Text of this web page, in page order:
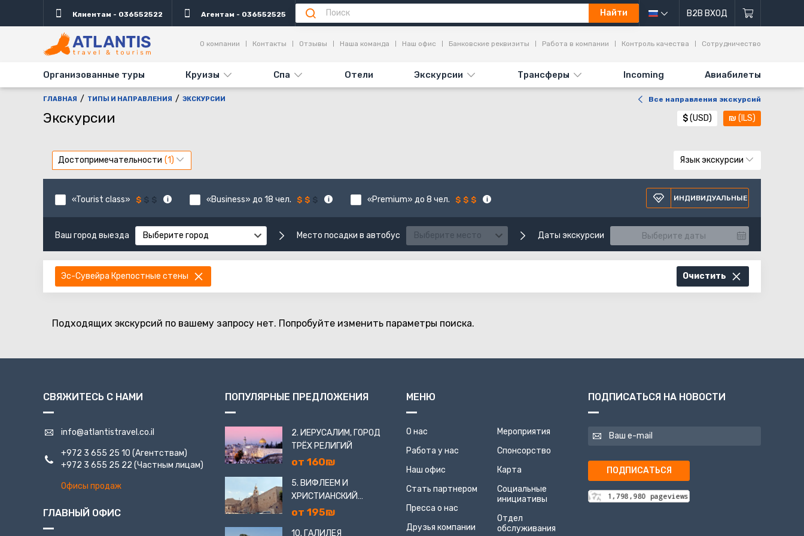
Клиентам - 036552522 Агентам - 036552525 Найти B2B ВХОД
Организованные туры Круизы Спа Отели Экскурсии Трансферы Incoming Авиабилеты
О компании Контакты Отзывы Наша команда Наш офис Банковские реквизиты Работа в компании Контроль качества Сотрудничество
ГЛАВНАЯ ТИПЫ И НАПРАВЛЕНИЯ ЭКСКУРСИИ Все направления экскурсий
Экскурсии $(USD) ₪ (ILS)
Достопримечательности Язык экскурсии
ИНДИВИДУАЛЬНЫЕ
«Tourist class» «Business» до 18 чел. «Premium» до 8 чел.
Ваш город выезда Выберите город Место посадки в автобус Выберите место Даты экскурсии
Эс-Сувейра Крепостные стены Очистить
Подходящих экскурсий по вашему запросу нет. Попробуйте изменить параметры поиска.
СВЯЖИТЕСЬ С НАМИ
info@atlantistravel.co.il
+972 3 655 25 10 (Агентствам)
+972 3 655 25 22 (Частным лицам)
Офисы продаж
ГЛАВНЫЙ ОФИС
ПОПУЛЯРНЫЕ ПРЕДЛОЖЕНИЯ
2. ИЕРУСАЛИМ, ГОРОД
ТРЁХ РЕЛИГИЙ
от 160₪
5. ВИФЛЕЕМ И
ХРИСТИАНСКИЙ
ИЕРУСАЛИМ
от 195₪
10. ГАЛИЛЕЯ
МЕНЮ
О нас
Работа у нас
Наш офис
Стать партнером
Пресса о нас
Друзья компании
Мероприятия
Спонсорство
Карта
Социальные
инициативы
Отдел
обслуживания
ПОДПИСАТЬСЯ НА НОВОСТИ
ПОДПИСАТЬСЯ